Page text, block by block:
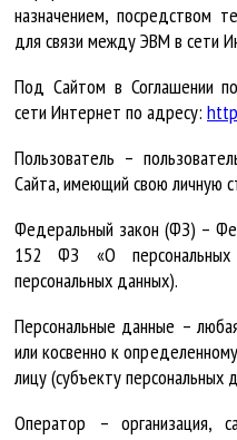
назначением, посредством
для связи между ЭВМ в сети
Под Сайтом в Соглашении
сети Интернет по адресу:
Пользователь –
Сайта, имеющий свою личную
Федеральный закон (ФЗ) –
152 ФЗ «О
персональных данных).
Персональные данные –
или косвенно к
лицу (субъекту персональных
Оператор – организация,